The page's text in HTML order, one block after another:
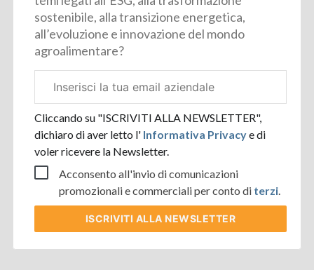
sostenibile, alla transizione energetica,
all’evoluzione e innovazione del mondo
agroalimentare?
aziendale
Cliccando su "ISCRIVITI ALLA NEWSLETTER",
dichiaro di aver letto l' Informativa Privacye di
voler ricevere la Newsletter.
Acconsento all'invio di comunicazioni
promozionali e commerciali per conto di terzi.
ISCRIVITI ALLA NEWSLETTER